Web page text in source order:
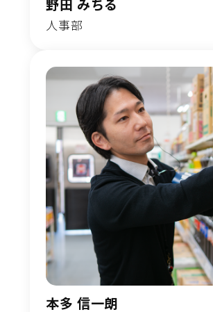
野田 みちる
人事部
本多 信一朗